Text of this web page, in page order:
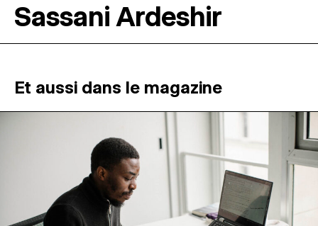
RÉSIDENCES ↓
ATELIERS OUVERTS
ESPACES DE PRATIQUE ARTISTIQUE ↓
Sassani Ardeshir
Et aussi dans le magazine